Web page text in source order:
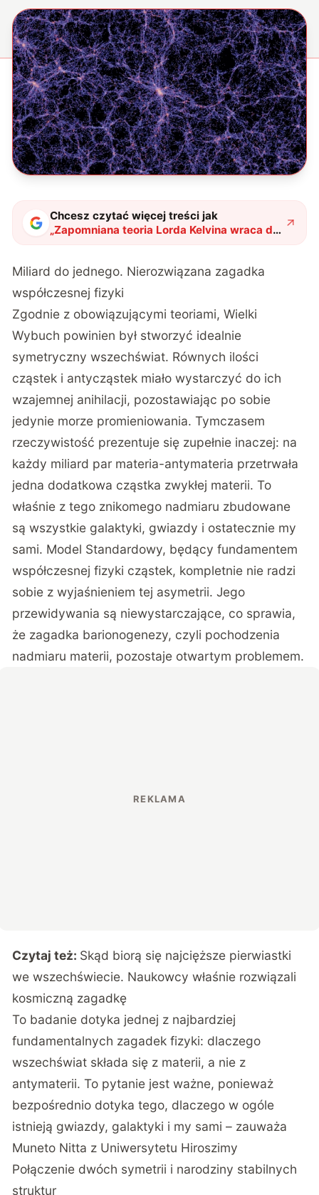
Chcesz czytać więcej treści jak
„Zapomniana teoria Lorda Kelvina wraca do
gry. Japońscy naukowcy znaleźli
Miliard do jednego. Nierozwiązana zagadka
współczesnej fizyki
Zgodnie z obowiązującymi teoriami, Wielki
Wybuch powinien był stworzyć idealnie
symetryczny wszechświat. Równych ilości
cząstek i antycząstek miało wystarczyć do ich
wzajemnej anihilacji, pozostawiając po sobie
jedynie morze promieniowania. Tymczasem
rzeczywistość prezentuje się zupełnie inaczej: na
każdy miliard par materia-antymateria przetrwała
jedna dodatkowa cząstka zwykłej materii. To
właśnie z tego znikomego nadmiaru zbudowane
są wszystkie galaktyki, gwiazdy i ostatecznie my
sami. Model Standardowy, będący fundamentem
współczesnej fizyki cząstek, kompletnie nie radzi
sobie z wyjaśnieniem tej asymetrii. Jego
przewidywania są niewystarczające, co sprawia,
że zagadka barionogenezy, czyli pochodzenia
nadmiaru materii, pozostaje otwartym problemem.
Czytaj też: Skąd biorą się najcięższe pierwiastki
we wszechświecie. Naukowcy właśnie rozwiązali
kosmiczną zagadkę
To badanie dotyka jednej z najbardziej
fundamentalnych zagadek fizyki: dlaczego
wszechświat składa się z materii, a nie z
antymaterii. To pytanie jest ważne, ponieważ
bezpośrednio dotyka tego, dlaczego w ogóle
istnieją gwiazdy, galaktyki i my sami – zauważa
Muneto Nitta z Uniwersytetu Hiroszimy
Połączenie dwóch symetrii i narodziny stabilnych
struktur